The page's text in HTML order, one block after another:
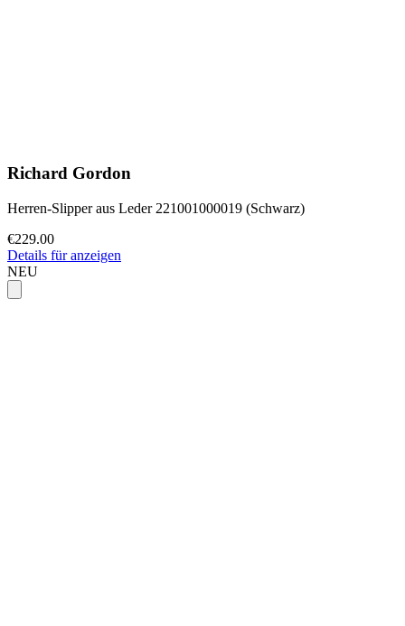
Richard Gordon
Herren-Slipper aus Leder 221001000019 (Schwarz)
€229.00
Details für anzeigen
NEU